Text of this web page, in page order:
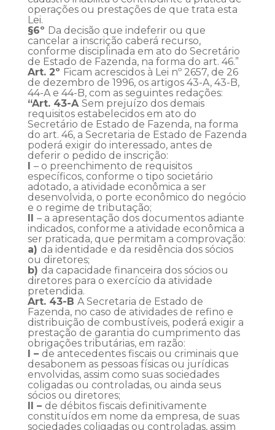
operações ou prestações de que trata esta
Lei.
§6º Da decisão que indeferir ou que
cancelar a inscrição caberá recurso,
conforme disciplinada em ato do Secretário
de Estado de Fazenda, na forma do art. 46.”
Art. 2º Ficam acrescidos à Lei nº 2657, de 26
de dezembro de 1996, os artigos 43-A, 43-B,
44-A e 44-B, com as seguintes redações:
“Art. 43-A Sem prejuízo dos demais
requisitos estabelecidos em ato do
Secretário de Estado de Fazenda, na forma
do art. 46, a Secretaria de Estado de Fazenda
poderá exigir do interessado, antes de
deferir o pedido de inscrição:
I – o preenchimento de requisitos
específicos, conforme o tipo societário
adotado, a atividade econômica a ser
desenvolvida, o porte econômico do negócio
e o regime de tributação;
II – a apresentação dos documentos adiante
indicados, conforme a atividade econômica a
ser praticada, que permitam a comprovação:
a) da identidade e da residência dos sócios
ou diretores;
b) da capacidade financeira dos sócios ou
diretores para o exercício da atividade
pretendida.
Art. 43-B A Secretaria de Estado de
Fazenda, no caso de atividades de refino e
distribuição de combustíveis, poderá exigir a
prestação de garantia do cumprimento das
obrigações tributárias, em razão:
I – de antecedentes fiscais ou criminais que
desabonem as pessoas físicas ou jurídicas
envolvidas, assim como suas sociedades
coligadas ou controladas, ou ainda seus
sócios ou diretores;
II – de débitos fiscais definitivamente
constituídos em nome da empresa, de suas
sociedades coligadas ou controladas, assim